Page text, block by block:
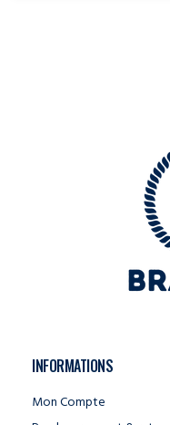
INFORMATIONS
Mon Compte